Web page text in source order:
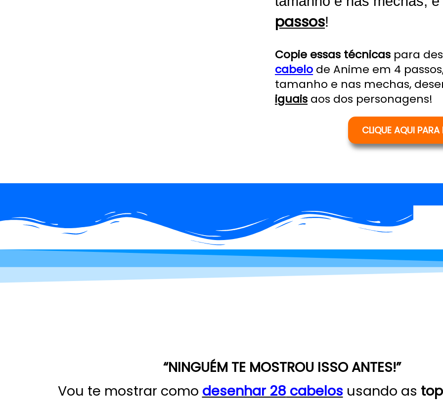
passos!
Copie essas técnicas para
cabelo de Anime em 4
tamanho e nas mechas,
iguais aos dos personagens!
CLIQUE AQUI PARA
“NINGUÉM TE MOSTROU ISSO ANTES!”
Vou te mostrar como desenhar 28 cabelos usando as